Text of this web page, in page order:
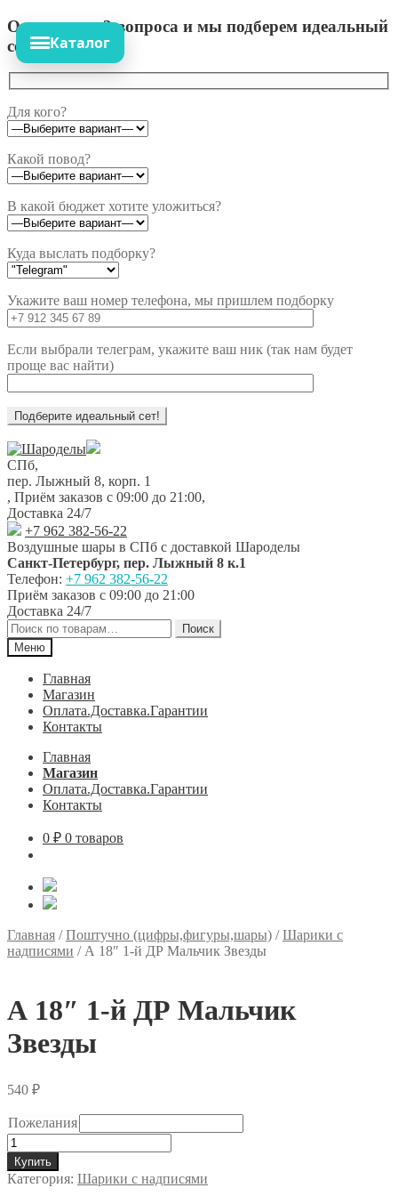
Ответьте на 3 вопроса и мы подберем идеальный
сет!
Для кого?
Какой повод?
В какой бюджет хотите уложиться?
Куда выслать подборку?
Укажите ваш номер телефона, мы пришлем подборку
Если выбрали телеграм, укажите ваш ник (так нам будет
проще вас найти)
Перейти
к
навигации
Перейти
к
содержимому
СПб,
пер. Лыжный 8, корп. 1
, Приём заказов с 09:00 до 21:00,
Доставка 24/7
+7 962 382-56-22
Воздушные шары в СПб с доставкой Шароделы
Санкт-Петербург, пер. Лыжный 8 к.1
Телефон: +7 962 382-56-22
Приём заказов с 09:00 до 21:00
Доставка 24/7
Искать:
Поиск
Меню
Главная
Магазин
Оплата.Доставка.Гарантии
Контакты
Главная
Магазин
Оплата.Доставка.Гарантии
Контакты
0 ₽ 0 товаров
Каталог
Главная /Поштучно (цифры,фигуры,шары) /Шарики с
надписями / А 18″ 1-й ДР Мальчик Звезды
А 18″ 1-й ДР Мальчик
Звезды
540 ₽
Пожелания
Количество
товара
А
18"
Купить
Категория: Шарики с надписями